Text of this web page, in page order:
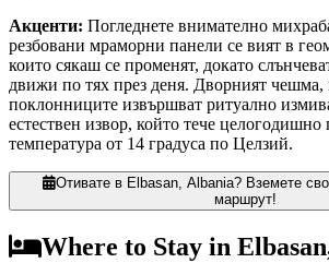
Акценти: Погледнете внимателно
резбовани мраморни панели се вият в
които сякаш се променят, докато
движи по тях през деня. Дворният чешма,
поклонниците извършват ритуално
естествен извор, който тече целогодишно
температура от 14 градуса по Целзий.
Отивате в Elbasan, Albania? Вземете
маршрут!
Where to Stay in